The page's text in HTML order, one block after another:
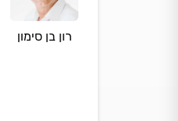
רון בן סימון